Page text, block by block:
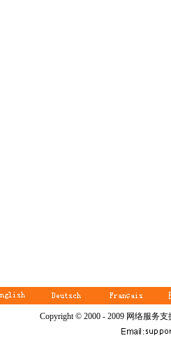
Copyright © 2000 - 2009 网络服务